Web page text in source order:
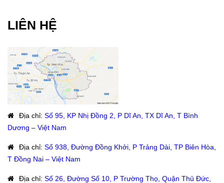
LIÊN HỆ
Địa chỉ: Số 95, KP Nhị Đồng 2, P Dĩ An, TX Dĩ An, T Bình
Dương – Việt Nam
Địa chỉ: Số 938, Đường Đồng Khởi, P Trảng Dài, TP Biên Hòa,
T Đồng Nai – Việt Nam
Địa chỉ: Số 26, Đường Số 10, P Trường Thọ, Quận Thủ Đức,